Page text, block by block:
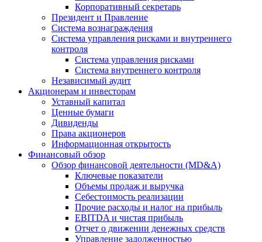
Корпоративный секретарь
Президент и Правление
Система вознаграждения
Система управления рисками и внутреннего
контроля
Система управления рисками
Система внутреннего контроля
Независимый аудит
Акционерам и инвесторам
Уставный капитал
Ценные бумаги
Дивиденды
Права акционеров
Информационная открытость
Финансовый обзор
Обзор финансовой деятельности (MD&A)
Ключевые показатели
Объемы продаж и выручка
Себестоимость реализации
Прочие расходы и налог на прибыль
EBITDA и чистая прибыль
Отчет о движении денежных средств
Управление задолженностью